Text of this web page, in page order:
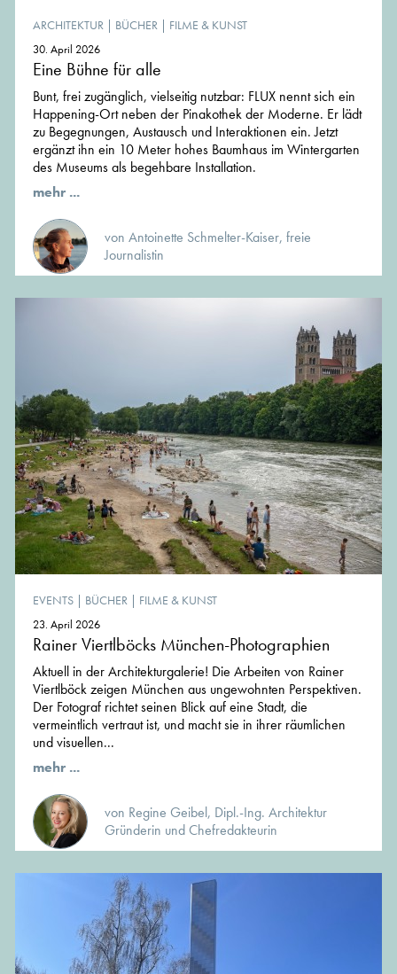
ARCHITEKTUR | BÜCHER | FILME & KUNST
30. April 2026
Eine Bühne für alle
Bunt, frei zugänglich, vielseitig nutzbar: FLUX nennt sich ein
Happening-Ort neben der Pinakothek der Moderne. Er lädt
zu Begegnungen, Austausch und Interaktionen ein. Jetzt
ergänzt ihn ein 10 Meter hohes Baumhaus im Wintergarten
des Museums als begehbare Installation.
mehr ...
von Antoinette Schmelter-Kaiser, freie
Journalistin
EVENTS | BÜCHER | FILME & KUNST
23. April 2026
Rainer Viertlböcks München-Photographien
Aktuell in der Architekturgalerie! Die Arbeiten von Rainer
Viertlböck zeigen München aus ungewohnten Perspektiven.
Der Fotograf richtet seinen Blick auf eine Stadt, die
vermeintlich vertraut ist, und macht sie in ihrer räumlichen
und visuellen...
mehr ...
von Regine Geibel, Dipl.-Ing. Architektur
Gründerin und Chefredakteurin